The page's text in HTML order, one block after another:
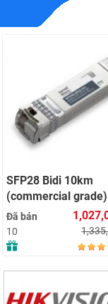
SFP28 Bidi 10km
(commercial grade)
Đã bán
10